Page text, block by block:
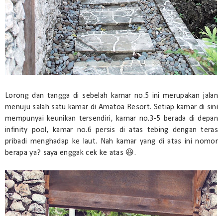
Lorong dan tangga di sebelah kamar no.5 ini merupakan jalan
menuju salah satu kamar di Amatoa Resort. Setiap kamar di sini
mempunyai keunikan tersendiri, kamar no.3-5 berada di depan
infinity pool, kamar no.6 persis di atas tebing dengan teras
pribadi menghadap ke laut. Nah kamar yang di atas ini nomor
berapa ya? saya enggak cek ke atas 😆.